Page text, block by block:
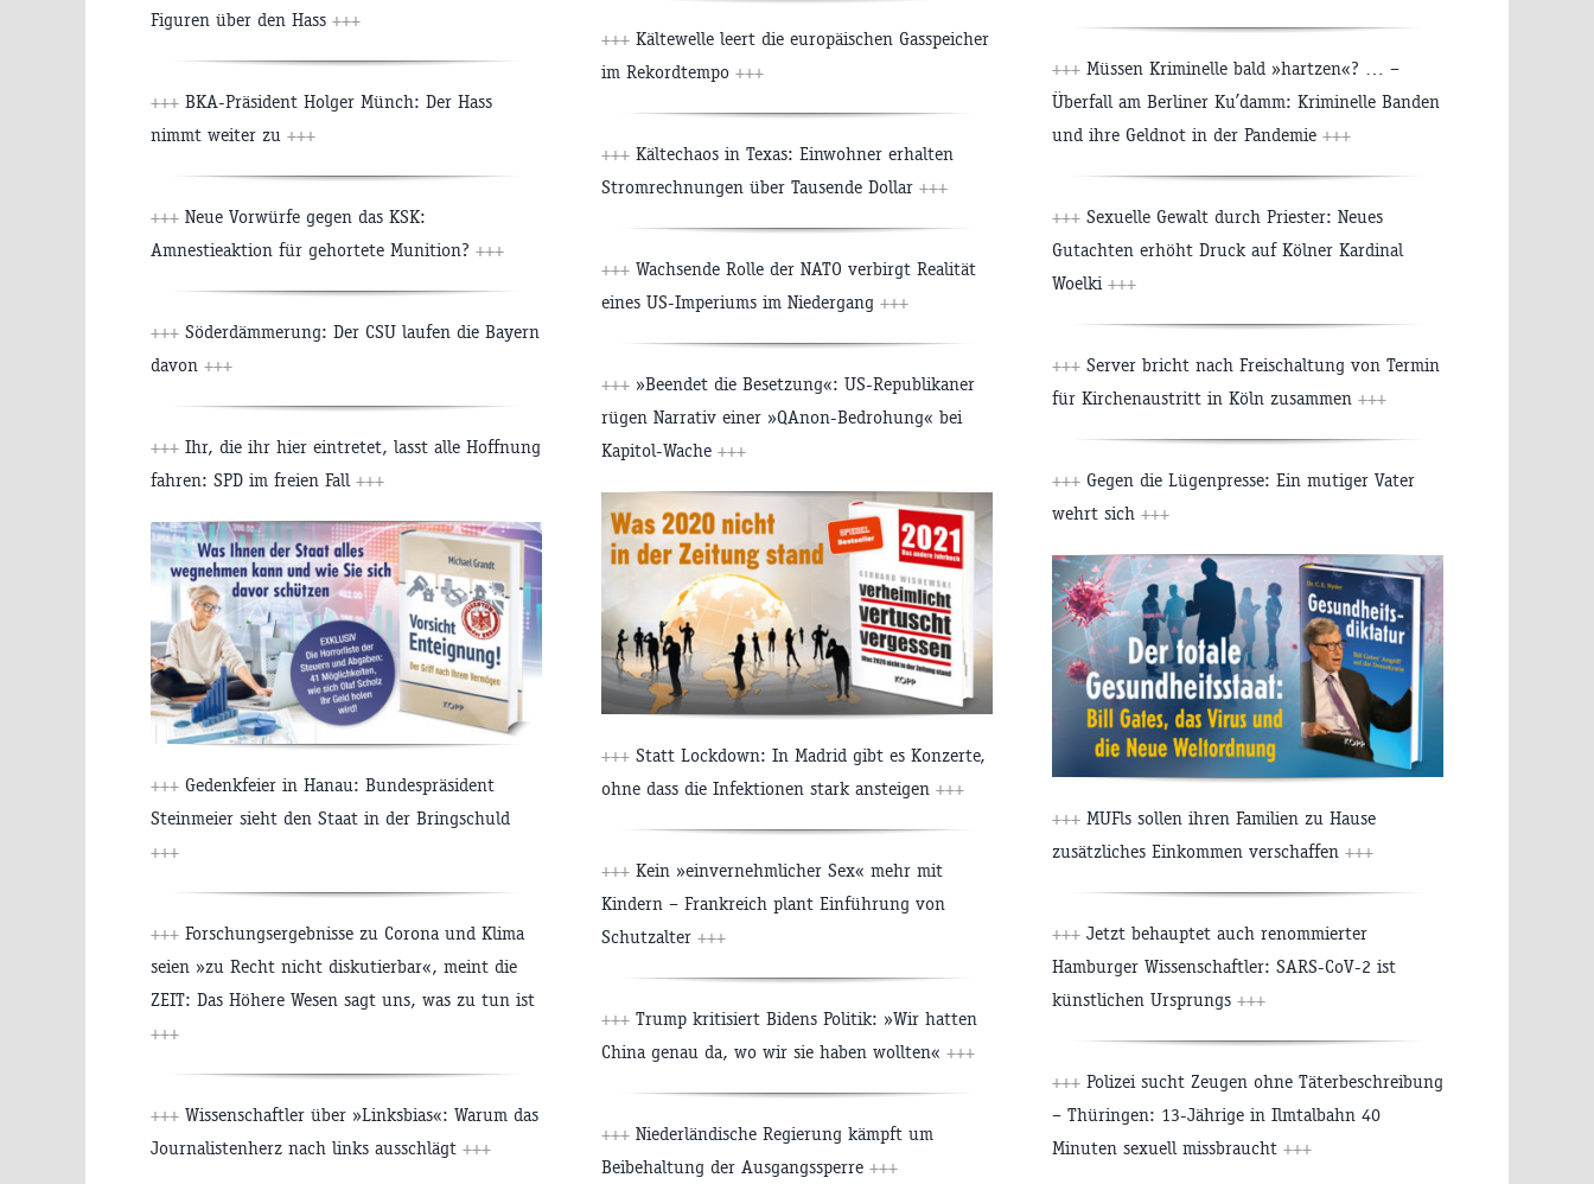
Figuren über den Hass +++
+++ BKA-Präsident Holger Münch: Der Hass
nimmt weiter zu +++
+++ Neue Vorwürfe gegen das KSK:
Amnestieaktion für gehortete Munition? +++
+++ Söderdämmerung: Der CSU laufen die Bayern
davon +++
+++ Ihr, die ihr hier eintretet, lasst alle Hoffnung
fahren: SPD im freien Fall +++
+++ Gedenkfeier in Hanau: Bundespräsident
Steinmeier sieht den Staat in der Bringschuld
+++
+++ Forschungsergebnisse zu Corona und Klima
seien »zu Recht nicht diskutierbar«, meint die
ZEIT: Das Höhere Wesen sagt uns, was zu tun ist
+++
+++ Wissenschaftler über »Linksbias«: Warum das
Journalistenherz nach links ausschlägt +++
+++ Kältewelle leert die europäischen Gasspeicher
im Rekordtempo +++
+++ Kältechaos in Texas: Einwohner erhalten
Stromrechnungen über Tausende Dollar +++
+++ Wachsende Rolle der NATO verbirgt Realität
eines US-Imperiums im Niedergang +++
+++ »Beendet die Besetzung«: US-Republikaner
rügen Narrativ einer »QAnon-Bedrohung« bei
Kapitol-Wache +++
+++ Statt Lockdown: In Madrid gibt es Konzerte,
ohne dass die Infektionen stark ansteigen +++
+++ Kein »einvernehmlicher Sex« mehr mit
Kindern – Frankreich plant Einführung von
Schutzalter +++
+++ Trump kritisiert Bidens Politik: »Wir hatten
China genau da, wo wir sie haben wollten« +++
+++ Niederländische Regierung kämpft um
Beibehaltung der Ausgangssperre +++
+++ Müssen Kriminelle bald »hartzen«? … –
Überfall am Berliner Ku’damm: Kriminelle Banden
und ihre Geldnot in der Pandemie +++
+++ Sexuelle Gewalt durch Priester: Neues
Gutachten erhöht Druck auf Kölner Kardinal
Woelki +++
+++ Server bricht nach Freischaltung von Termin
für Kirchenaustritt in Köln zusammen +++
+++ Gegen die Lügenpresse: Ein mutiger Vater
wehrt sich +++
+++ MUFls sollen ihren Familien zu Hause
zusätzliches Einkommen verschaffen +++
+++ Jetzt behauptet auch renommierter
Hamburger Wissenschaftler: SARS-CoV-2 ist
künstlichen Ursprungs +++
+++ Polizei sucht Zeugen ohne Täterbeschreibung
– Thüringen: 13-Jährige in Ilmtalbahn 40
Minuten sexuell missbraucht +++